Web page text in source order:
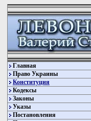
Главная
Право Украины
Конституция
Кодексы
Законы
Указы
Постановления